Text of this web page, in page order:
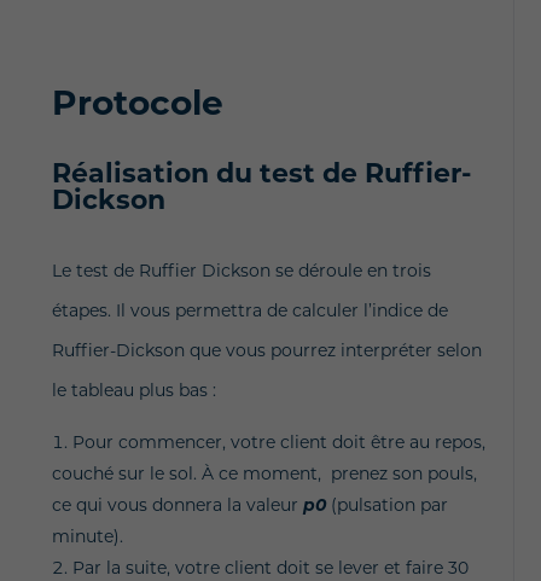
Protocole
Réalisation du test de Ruffier-
Dickson
Le test de Ruffier Dickson se déroule en trois
étapes. Il vous permettra de calculer l’indice de
Ruffier-Dickson que vous pourrez interpréter selon
le tableau plus bas :
Pour commencer, votre client doit être au repos,
couché sur le sol. À ce moment, prenez son pouls,
ce qui vous donnera la valeur p0 (pulsation par
minute).
Par la suite, votre client doit se lever et faire 30